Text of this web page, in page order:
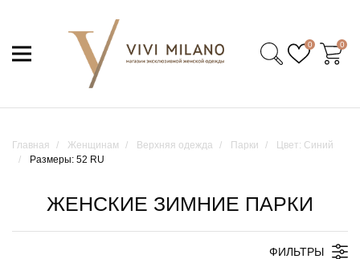
0 0
Главная Женщинам Верхняя одежда Парки
Цвет: Синий
Размеры: 52 RU
ЖЕНСКИЕ ЗИМНИЕ ПАРКИ
ФИЛЬТРЫ